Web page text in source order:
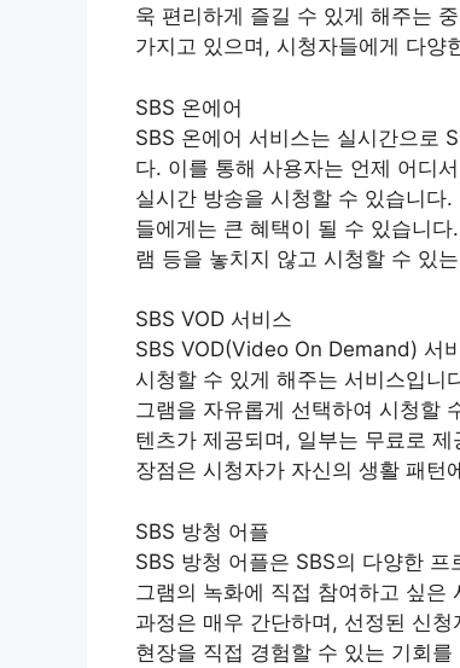
욱 편리하게 즐길 수 있게 해주는
가지고 있으며, 시청자들에게 다양
SBS 온에어
SBS 온에어 서비스는 실시간으로
다. 이를 통해 사용자는 언제 어디
실시간 방송을 시청할 수 있습니다
들에게는 큰 혜택이 될 수 있습니
램 등을 놓치지 않고 시청할 수 있
SBS VOD 서비스
SBS VOD(Video On Demand) 서
시청할 수 있게 해주는 서비스입니
그램을 자유롭게 선택하여 시청할
텐츠가 제공되며, 일부는 무료로
장점은 시청자가 자신의 생활 패턴
SBS 방청 어플
SBS 방청 어플은 SBS의 다양한
그램의 녹화에 직접 참여하고 싶은
과정은 매우 간단하며, 선정된 신
현장을 직접 경험할 수 있는 기회